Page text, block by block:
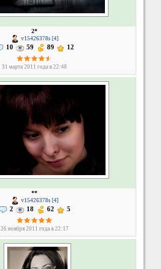
2*
v15426378s [4]
10 59 89 12
31 марта 2011 года в 22:48
**
v15426378s [4]
2 18 62 5
26 ноября 2011 года в 22:17